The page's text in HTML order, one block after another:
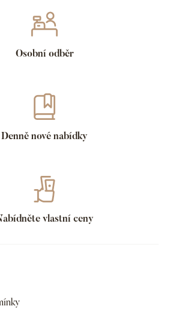
Osobní odběr
Denně nové nabídky
vlastní ceny